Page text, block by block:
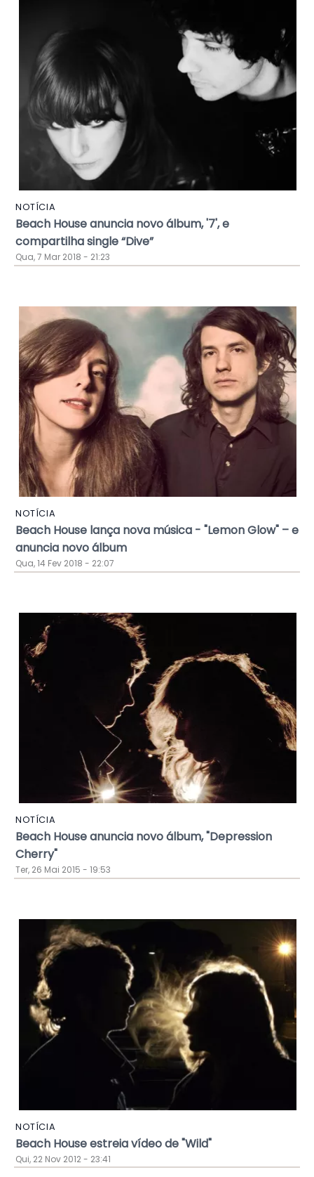
NOTÍCIA
Beach House anuncia novo álbum, '7', e
compartilha single “Dive”
Qua, 7 Mar 2018 - 21:23
NOTÍCIA
Beach House lança nova música - "Lemon Glow" – e
anuncia novo álbum
Qua, 14 Fev 2018 - 22:07
NOTÍCIA
Beach House anuncia novo álbum, "Depression
Cherry"
Ter, 26 Mai 2015 - 19:53
NOTÍCIA
Beach House estreia vídeo de "Wild"
Qui, 22 Nov 2012 - 23:41